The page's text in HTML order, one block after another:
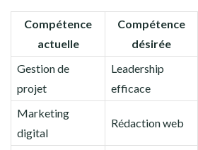
Compétence
actuelle
Compétence
désirée
Gestion de
projet
Leadership
efficace
Marketing
digital
Rédaction web